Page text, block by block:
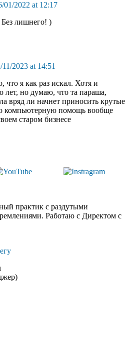
01/2022 at 12:17
лишнего! )
11/2023 at 14:51
что я как раз искал. Хотя и
лет, но думаю, что та параша,
вряд ли начнет приносить крутые
компьютерную помощь вообще
старом бизнесе
практик с раздутыми
Работаю с Директом с